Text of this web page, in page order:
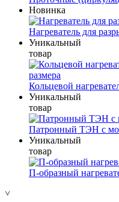
Новинка
Нагреватель для
Уникальный
товар
Кольцевой
Уникальный
товар
Патронный ТЭН с
Уникальный
товар
П-образный
˅